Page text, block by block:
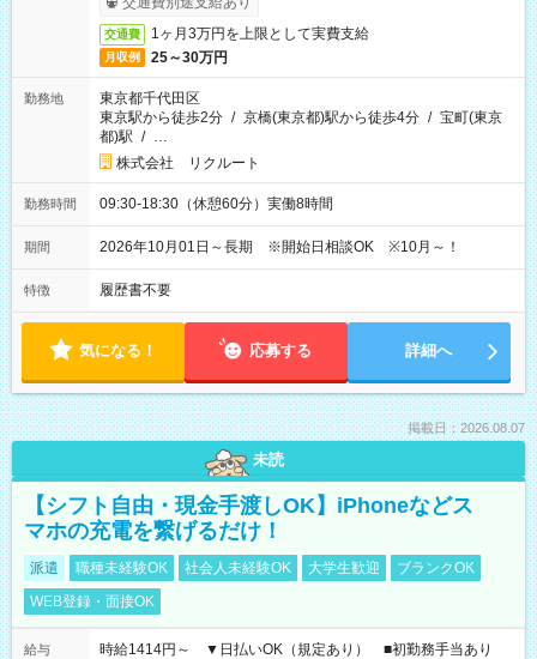
交通費 1ヶ月3万円を上限として実費支給
月収例 25～30万円
勤務地
東京都千代田区
東京駅から徒歩2分 / 京橋(東京都)駅から徒歩4分 / 宝町(東京
都)駅 / …
株式会社 リクルート
勤務時間 09:30-18:30（休憩60分）実働8時間
期間 2026年10月01日～長期 ※開始日相談OK ※10月～！
特徴 履歴書不要
気になる！ 応募する 詳細へ
掲載日：2026.08.07
未読
【シフト自由・現金手渡しOK】iPhoneなどス
マホの充電を繋げるだけ！
派遣 職種未経験OK 社会人未経験OK 大学生歓迎
ブランクOK
WEB登録・面接OK
給与
時給1414円～ ▼日払いOK（規定あり） ■初勤務手当あり